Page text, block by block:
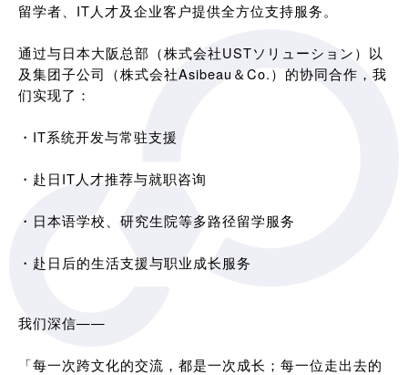
留学者、IT人才及企业客户提供全方位支持服务。
通过与日本大阪总部（株式会社USTソリューション）以
及集团子公司（株式会社Asibeau＆Co.）的协同合作，我
们实现了：
・IT系统开发与常驻支援
・赴日IT人才推荐与就职咨询
・日本语学校、研究生院等多路径留学服务
・赴日后的生活支援与职业成长服务
我们深信——
「每一次跨文化的交流，都是一次成长；每一位走出去的